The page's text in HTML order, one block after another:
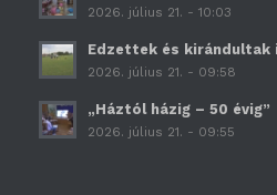
2026. július 21. - 10:03
Edzettek és
2026. július 21. - 09:58
„Háztól házig – 50 évig”
2026. július 21. - 09:55